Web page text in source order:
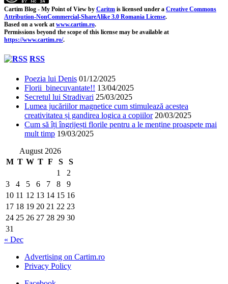
Cartim Blog - My Point of View by Caritm is licensed under a Creative Commons
Attribution-NonCommercial-ShareAlike 3.0 Romania License.
Based on a work at www.cartim.ro.
Permissions beyond the scope of this license may be available at
https://www.cartim.ro/.
RSS
Poezia lui Denis 01/12/2025
Florii binecuvantate!! 13/04/2025
Secretul lui Stradivari 25/03/2025
Lumea jucăriilor magnetice cum stimulează acestea
creativitatea și gandirea logica a copiilor 20/03/2025
Cum să îți îngrijești florile pentru a le menține proaspete mai
mult timp 19/03/2025
August 2026
M T W T F S
S
1
2
3
4 5 6 7 8
9
10 11 12 13 14 15 16
17 18 19 20 21 22 23
24 25 26 27 28 29 30
31
« Dec
Advertising on Cartim.ro
Privacy Policy